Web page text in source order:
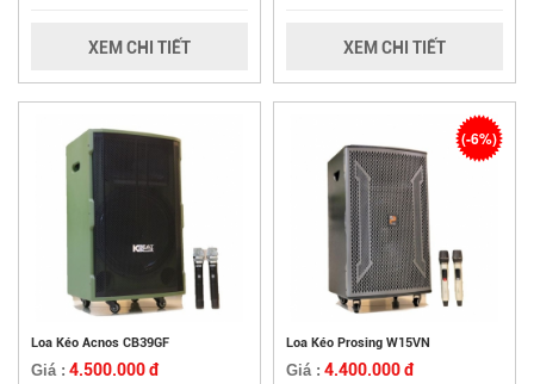
XEM CHI TIẾT XEM CHI TIẾT
Loa Kéo Acnos CB39GF
Giá : 4.500.000 đ
Loa Kéo Prosing W15VN
Giá : 4.400.000 đ
(-6%)